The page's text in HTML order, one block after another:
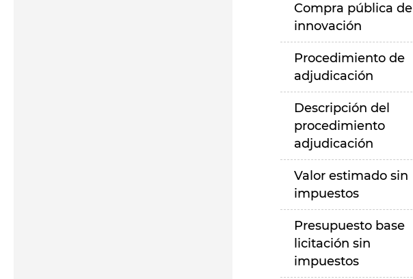
Compra pública de
innovación
Procedimiento de
adjudicación
Descripción del
procedimiento
adjudicación
Valor estimado sin
impuestos
Presupuesto base
licitación sin
impuestos